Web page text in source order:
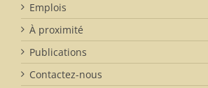
Emplois
À proximité
Publications
Contactez-nous